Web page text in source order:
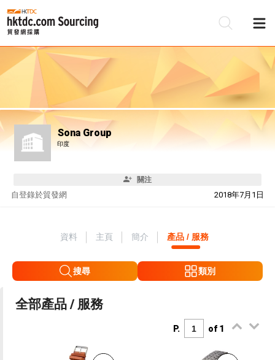
Sona Group
印度
關注
自 2018年7月1日
登錄於貿發網
資料 主頁 簡介 產品 / 服務
搜尋 類別
全部產品 / 服務
P. of 1